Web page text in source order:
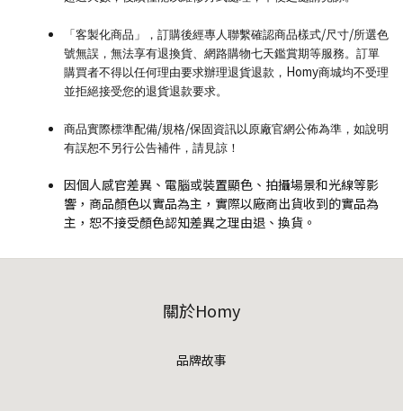
「客製化商品」，訂購後經專人聯繫確認商品樣式/尺寸/所選色
號無誤，無法享有退換貨、網路購物七天鑑賞期等服務。訂單
購買者不得以任何理由要求辦理退貨退款， Homy商城均不受理
並拒絕接受您的退貨退款要求。
商品實際標準配備/規格/保固資訊以原廠官網公佈為準，如說明
有誤恕不另行公告補件，請見諒！
因個人感官差異、電腦或裝置顯色、拍攝場景和光線等影
響，商品顏色以實品為主，實際以廠商出貨收到的實品為
主，恕不接受顏色認知差異之理由退、換貨。
關於Homy
品牌故事